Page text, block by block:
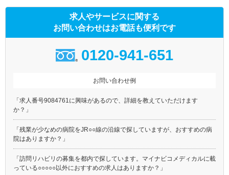
求人やサービスに関する
お問い合わせはお電話も便利です
0120-941-651
お問い合わせ例
「求人番号9084761に興味があるので、詳細を教えていただけます
か？」
「残業が少なめの病院をJR○○線の沿線で探していますが、おすすめの病
院はありますか？」
「訪問リハビリの募集を都内で探しています。マイナビコメディカルに載
っている○○○○○以外におすすめの求人はありますか？」